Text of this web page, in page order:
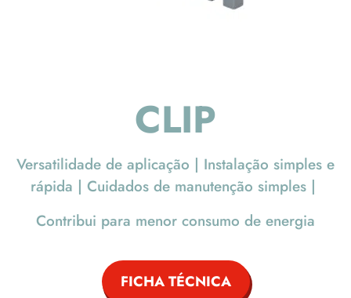
CLIP
Versatilidade de aplicação | Instalação simples e
rápida | Cuidados de manutenção simples |
Contribui para menor consumo de energia
FICHA TÉCNICA